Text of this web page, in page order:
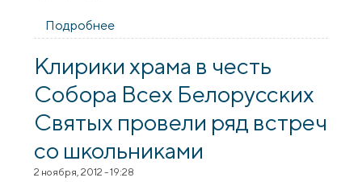
Подробнее
честь cвятителя Тихона
Клирики храма в честь
Собора Всех Белорусских
Святых провели ряд встреч
со школьниками
2 ноября, 2012 - 19:28